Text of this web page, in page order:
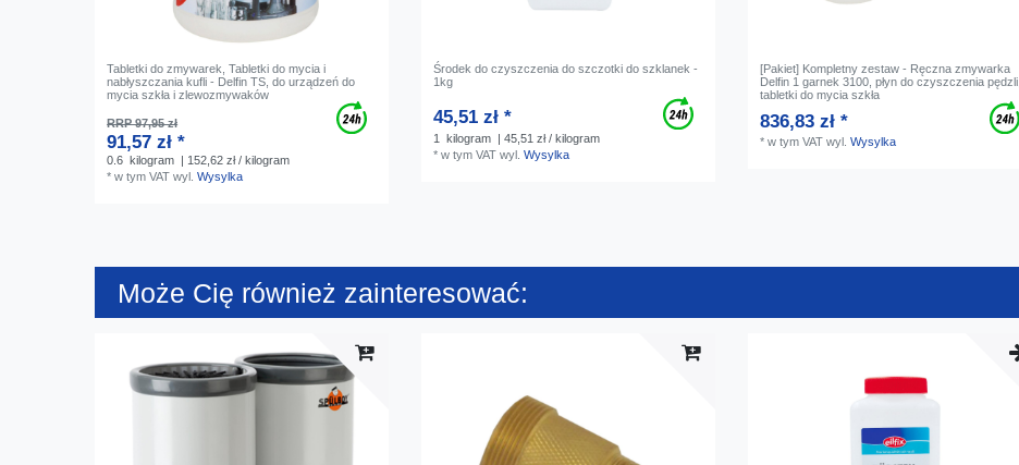
Tabletki do zmywarek, Tabletki do mycia i
nabłyszczania kufli - Delfin TS, do urządzeń do
mycia szkła i zlewozmywaków
RRP 97,95 zł
91,57 zł *
0.6 kilogram | 152,62 zł / kilogram
*w tym VAT wyl.Wysylka
Środek do czyszczenia do szczotki do szklanek -
1kg
45,51 zł *
1 kilogram | 45,51 zł / kilogram
*w tym VAT wyl.Wysylka
[Pakiet] Kompletny zestaw - Ręczna zmywarka
Delfin 1 garnek 3100, płyn do czyszczenia pędzli,
tabletki do mycia szkła
836,83 zł *
*w tym VAT wyl.Wysylka
Może Cię również zainteresować: